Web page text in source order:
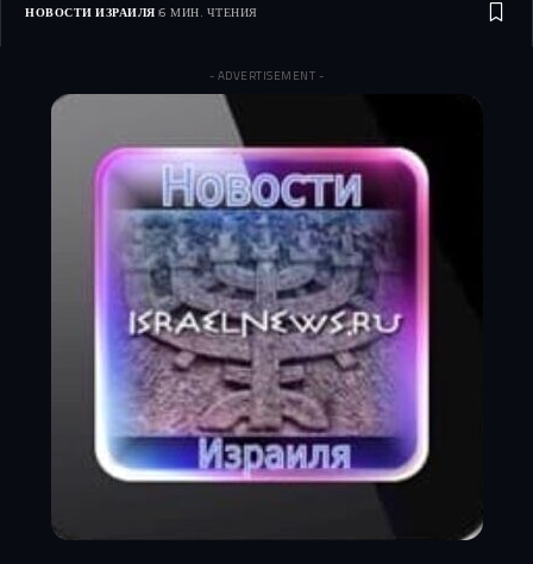
НОВОСТИ ИЗРАИЛЯ 6 МИН. ЧТЕНИЯ
- ADVERTISEMENT -